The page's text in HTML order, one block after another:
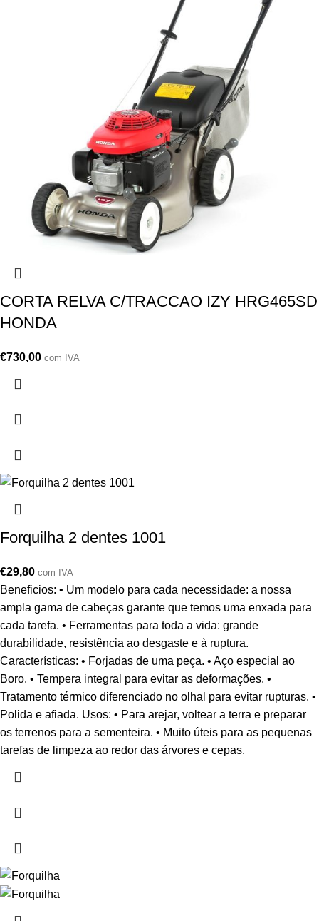
CORTA RELVA C/TRACCAO IZY HRG465SD
HONDA
€730,00 com IVA
Forquilha 2 dentes 1001
€29,80 com IVA
Beneficios: • Um modelo para cada necessidade: a nossa
ampla gama de cabeças garante que temos uma enxada para
cada tarefa. • Ferramentas para toda a vida: grande
durabilidade, resistência ao desgaste e à ruptura.
Características: • Forjadas de uma peça. • Aço especial ao
Boro. • Tempera integral para evitar as deformações. •
Tratamento térmico diferenciado no olhal para evitar rupturas. •
Polida e afiada. Usos: • Para arejar, voltear a terra e preparar
os terrenos para a sementeira. • Muito úteis para as pequenas
tarefas de limpeza ao redor das árvores e cepas.